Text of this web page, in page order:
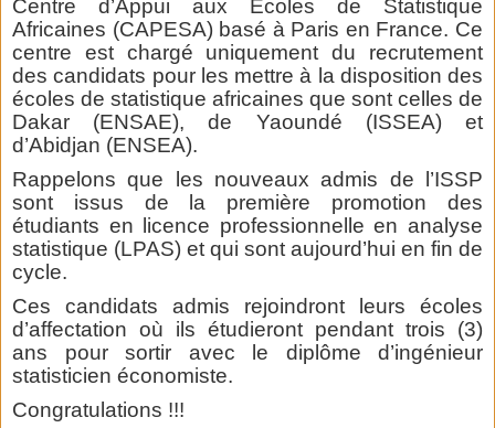
Centre d’Appui aux Ecoles de Statistique
Africaines (CAPESA) basé à Paris en France. Ce
centre est chargé uniquement du recrutement
des candidats pour les mettre à la disposition des
écoles de statistique africaines que sont celles de
Dakar (ENSAE), de Yaoundé (ISSEA) et
d’Abidjan (ENSEA).
Rappelons que les nouveaux admis de l’ISSP
sont issus de la première promotion des
étudiants en licence professionnelle en analyse
statistique (LPAS) et qui sont aujourd’hui en fin de
cycle.
Ces candidats admis rejoindront leurs écoles
d’affectation où ils étudieront pendant trois (3)
ans pour sortir avec le diplôme d’ingénieur
statisticien économiste.
Congratulations !!!